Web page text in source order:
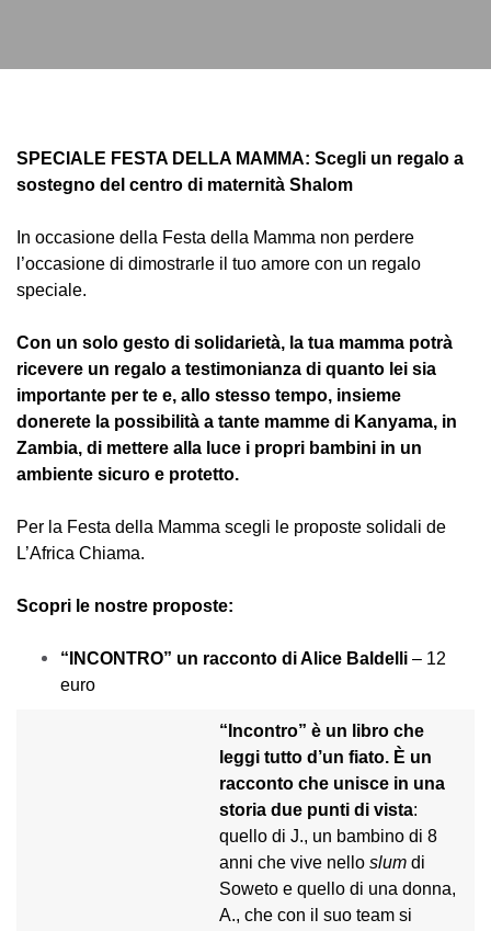
SPECIALE FESTA DELLA MAMMA: Scegli un regalo a
sostegno del centro di maternità Shalom
In occasione della Festa della Mamma non perdere
l’occasione di dimostrarle il tuo amore con un regalo
speciale.
Con un solo gesto di solidarietà, la tua mamma potrà
ricevere un regalo a testimonianza di quanto lei sia
importante per te e, allo stesso tempo, insieme
donerete la possibilità a tante mamme di Kanyama, in
Zambia, di mettere alla luce i propri bambini in un
ambiente sicuro e protetto.
Per la Festa della Mamma scegli le proposte solidali de
L’Africa Chiama.
Scopri le nostre proposte:
“INCONTRO” un racconto di Alice Baldelli – 12
euro
“Incontro” è un libro che
leggi tutto d’un fiato. È un
racconto che unisce in una
storia due punti di vista:
quello di J., un bambino di 8
anni che vive nello slum di
Soweto e quello di una donna,
A., che con il suo team si